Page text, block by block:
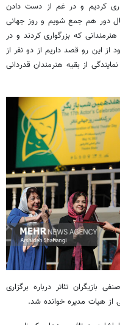
کردیم و در غم از دست دادن
دور هم جمع شویم و روز جهانی
که بزرگواری کردند و در
از این رو قصد داریم از دو نفر از
از بقیه هنرمندان قدردانی
تئاتر درباره برگزاری
از هیات مدیره خوانده شد.